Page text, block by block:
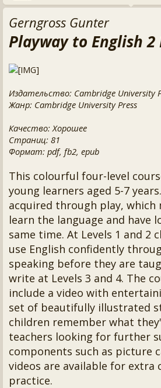
Gerngross Gunter
Playway to English
Издательство: Cambridge University
Жанр: Cambridge University Press
Качество: Хорошее
Страниц: 81
Формат: pdf, fb2, epub
This colourful four-level
young learners aged 5-7
acquired through play, which
learn the language and have
same time. At Levels 1 and 2
use English confidently
speaking before they are
write at Levels 3 and 4. The
include a video with
set of beautifully illustrated
children remember what
teachers looking for further
components such as picture
videos are available for extra
practice.